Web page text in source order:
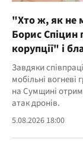
"Хто ж, як не
Борис Спіцин
корупції" і
Завдяки
мобільні вогневі
на Сумщині
атак дронів.
5.08.2026 18:00